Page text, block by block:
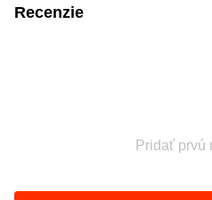
Recenzie
Pridať prvú